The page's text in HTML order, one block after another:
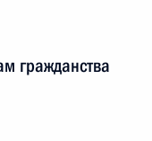
гражданства